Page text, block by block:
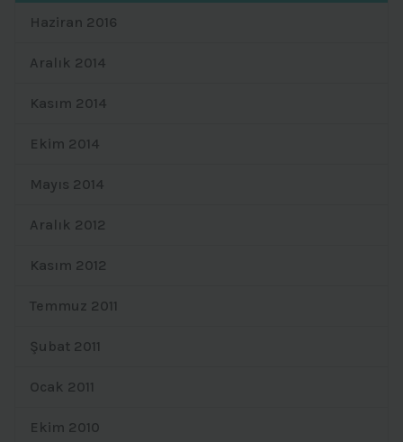
Haziran 2016
Aralık 2014
Kasım 2014
Ekim 2014
Mayıs 2014
Aralık 2012
Kasım 2012
Temmuz 2011
Şubat 2011
Ocak 2011
Ekim 2010